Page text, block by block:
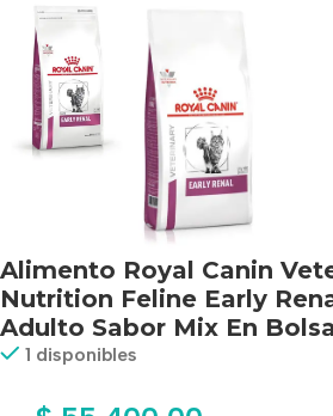
Alimento Royal Canin
Nutrition Feline Early
Adulto Sabor Mix En
1 disponibles